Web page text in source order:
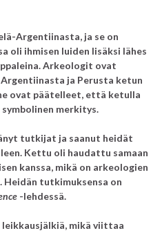
Argentiinasta, ja se on
oli ihmisen luiden lisäksi lähes
Arkeologit ovat
ja Perusta ketun
ovat päätelleet, että ketulla
merkitys.
tutkijat ja saanut heidät
Kettu oli haudattu samaan
kanssa, mikä on arkeologien
tutkimuksensa on
-lehdessä.
mikä viittaa